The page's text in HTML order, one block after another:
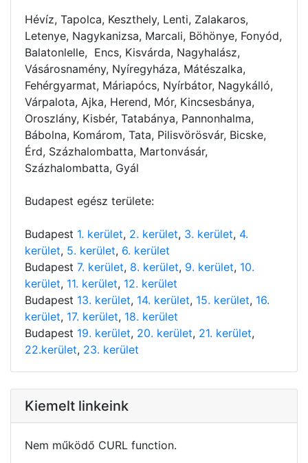
Hévíz, Tapolca, Keszthely, Lenti, Zalakaros,
Letenye, Nagykanizsa, Marcali, Böhönye, Fonyód,
Balatonlelle, Encs, Kisvárda, Nagyhalász,
Vásárosnamény, Nyíregyháza, Mátészalka,
Fehérgyarmat, Máriapócs, Nyírbátor, Nagykálló,
Várpalota, Ajka, Herend, Mór, Kincsesbánya,
Oroszlány, Kisbér, Tatabánya, Pannonhalma,
Bábolna, Komárom, Tata, Pilisvörösvár, Bicske,
Érd, Százhalombatta, Martonvásár,
Százhalombatta, Gyál
Budapest egész területe:
Budapest 1. kerület, 2. kerület, 3. kerület, 4.
kerület, 5. kerület, 6. kerület
Budapest 7. kerület, 8. kerület, 9. kerület, 10.
kerület, 11. kerület, 12. kerület
Budapest 13. kerület, 14. kerület, 15. kerület, 16.
kerület, 17. kerület, 18. kerület
Budapest 19. kerület, 20. kerület, 21. kerület,
22.kerület, 23. kerület
Kiemelt linkeink
Nem működő CURL function.